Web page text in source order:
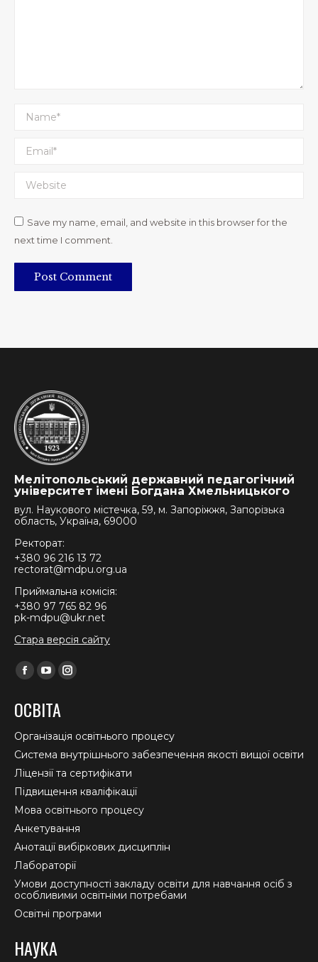
Name *
Email *
Website
Save my name, email, and website in this browser for the
next time I comment.
Post Comment
Мелітопольський державний педагогічний
університет імені Богдана Хмельницького
вул. Наукового містечка, 59, м. Запоріжжя, Запорізька
область, Україна, 69000
Ректорат:
+380 96 216 13 72
rectorat@mdpu.org.ua
Приймальна комісія:
+380 97 765 82 96
pk-mdpu@ukr.net
Стара версія сайту
Find us on:
Facebook
opens
in
new
window
YouTube
opens
in
new
window
Instagram
in
new
window
ОСВІТА
Організація освітнього процесу
Система внутрішнього забезпечення якості вищої освіти
Ліцензії та сертифікати
Підвищення кваліфікації
Мова освітнього процесу
Анкетування
Анотації вибіркових дисциплін
Лабораторії
Умови доступності закладу освіти для навчання осіб з
особливими освітніми потребами
Освітні програми
НАУКА